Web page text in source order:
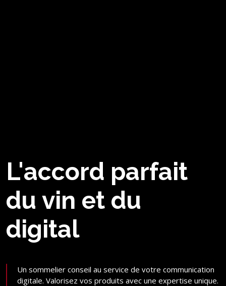
L'accord parfait
du vin et du
digital
Un sommelier conseil au service de votre communication
digitale. Valorisez vos produits avec une expertise unique.